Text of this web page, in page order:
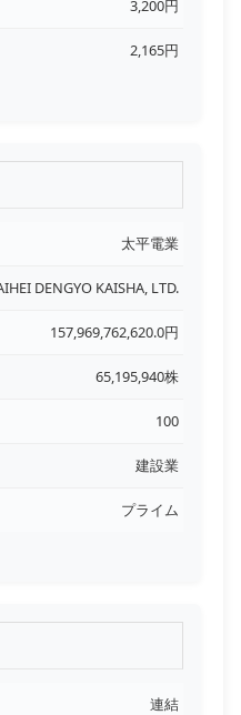
3,200円
2,165円
太平電業
DENGYO KAISHA, LTD.
157,969,762,620.0円
65,195,940株
100
建設業
プライム
連結